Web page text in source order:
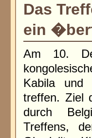
Das
ein
Am 10.
Kabila und
treffen. Ziel
durch
Treffens,